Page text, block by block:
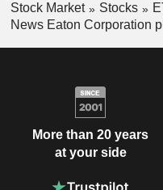
Stock Market Stocks
News Eaton Corporation
More than 20 years
at your side